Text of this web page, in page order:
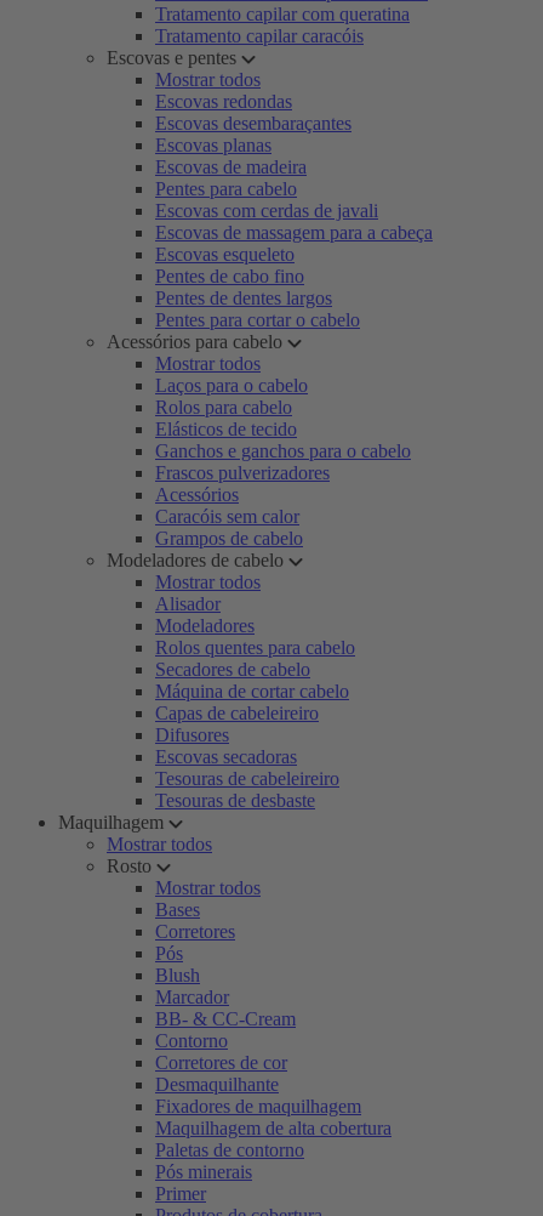
Tratamento capilar com queratina
Tratamento capilar caracóis
Escovas e pentes
Mostrar todos
Escovas redondas
Escovas desembaraçantes
Escovas planas
Escovas de madeira
Pentes para cabelo
Escovas com cerdas de javali
Escovas de massagem para a cabeça
Escovas esqueleto
Pentes de cabo fino
Pentes de dentes largos
Pentes para cortar o cabelo
Acessórios para cabelo
Mostrar todos
Laços para o cabelo
Rolos para cabelo
Elásticos de tecido
Ganchos e ganchos para o cabelo
Frascos pulverizadores
Acessórios
Caracóis sem calor
Grampos de cabelo
Modeladores de cabelo
Mostrar todos
Alisador
Modeladores
Rolos quentes para cabelo
Secadores de cabelo
Máquina de cortar cabelo
Capas de cabeleireiro
Difusores
Escovas secadoras
Tesouras de cabeleireiro
Tesouras de desbaste
Maquilhagem
Mostrar todos
Rosto
Mostrar todos
Bases
Corretores
Pós
Blush
Marcador
BB- & CC-Cream
Contorno
Corretores de cor
Desmaquilhante
Fixadores de maquilhagem
Maquilhagem de alta cobertura
Paletas de contorno
Pós minerais
Primer